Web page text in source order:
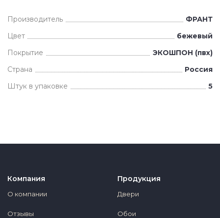
Производитель
ФРАНТ
Цвет
бежевый
Покрытие
ЭКОШПОН (пвх)
Страна
Россия
Штук в упаковке
5
Компания
О компании
Отзывы
Продукция
Двери
Обои